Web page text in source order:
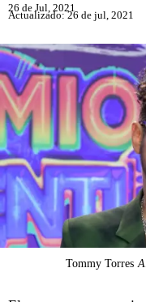
26 de Jul, 2021
Actualizado: 26 de jul, 2021
Tommy Torres